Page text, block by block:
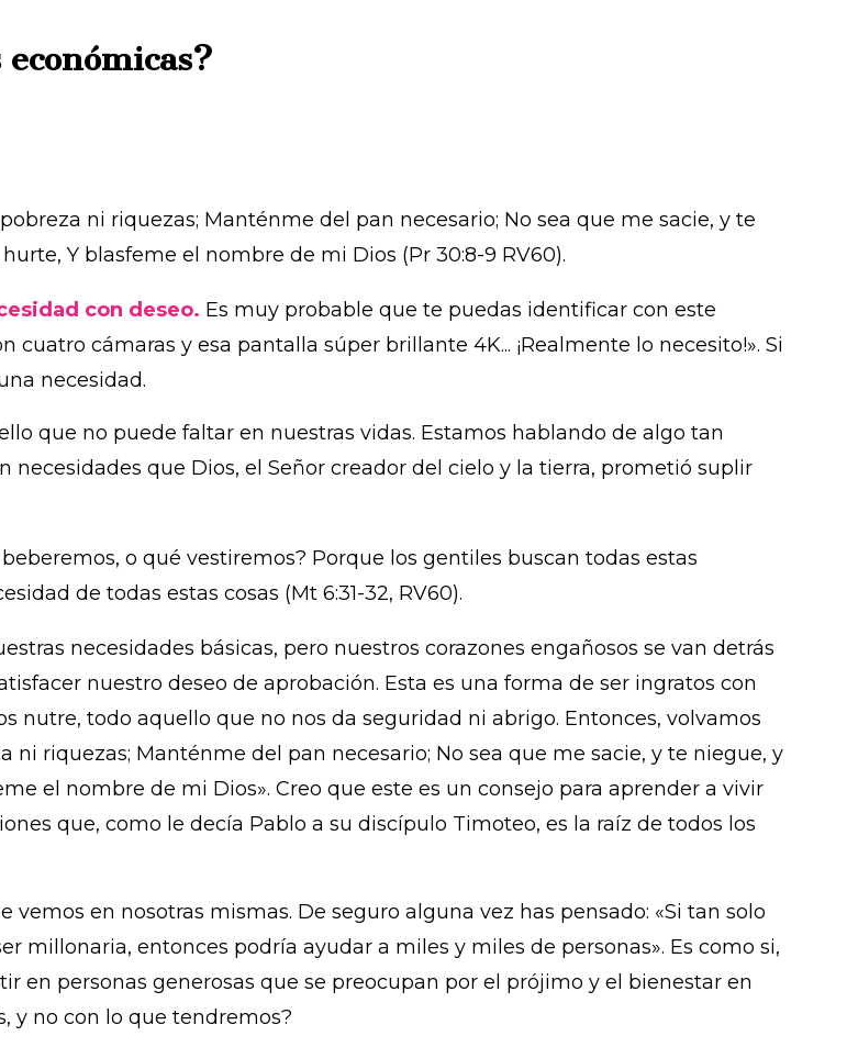
ni riquezas; Manténme del pan necesario; No sea que me sacie, y te
Y blasfeme el nombre de mi Dios (Pr 30:8-9 RV60).
con deseo. Es muy probable que te puedas identificar con este
cámaras y esa pantalla súper brillante 4K... ¡Realmente lo necesito!». Si
necesidad.
que no puede faltar en nuestras vidas. Estamos hablando de algo tan
necesidades que Dios, el Señor creador del cielo y la tierra, prometió suplir
o qué vestiremos? Porque los gentiles buscan todas estas
de todas estas cosas (Mt 6:31-32, RV60).
necesidades básicas, pero nuestros corazones engañosos se van detrás
nuestro deseo de aprobación. Esta es una forma de ser ingratos con
nutre, todo aquello que no nos da seguridad ni abrigo. Entonces, volvamos
ni riquezas; Manténme del pan necesario; No sea que me sacie, y te niegue, y
el nombre de mi Dios». Creo que este es un consejo para aprender a vivir
que, como le decía Pablo a su discípulo Timoteo, es la raíz de todos los
en nosotras mismas. De seguro alguna vez has pensado: «Si tan solo
millonaria, entonces podría ayudar a miles y miles de personas». Es como si,
en personas generosas que se preocupan por el prójimo y el bienestar en
y no con lo que tendremos?